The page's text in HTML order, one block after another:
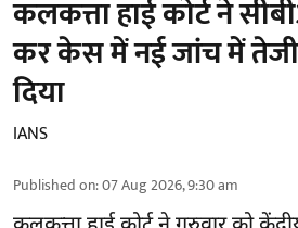
कलकत्ता हाई कोर्ट ने
कर केस में नई जांच में तेजी
दिया
IANS
Published on:07 Aug 2026, 9:30 am